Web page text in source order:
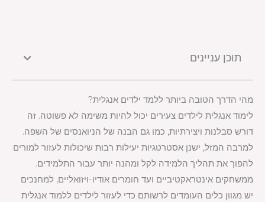
תוכן עניינים
מהי הדרך הטובה ביותר ללמד ילדים אנגלית?
לימוד אנגלית לילדים צעירים יכול להיות משימה לא פשוטה. זה
דורש סבלנות ויצירתיות, כמו גם הבנה של הניואנסים של השפה.
למרבה המזל, ישנן אסטרטגיות יעילות רבות שיכולות לעזור למורים
להפוך את תהליך הלמידה לקל ומהנה יותר עבור התלמידים.
ממשחקים אינטראקטיביים ועד חומרים אודיו-ויזואליים, למחנכים
יש מגוון כלים העומדים לרשותם כדי לעזור לילדים ללמוד אנגלית